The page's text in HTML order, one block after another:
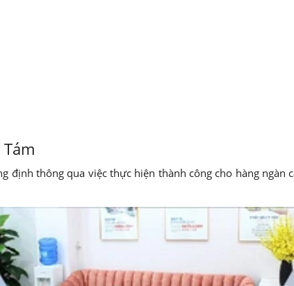
định thông qua việc thực hiện thành công cho hàng ngàn